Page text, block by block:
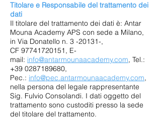
Titolare e Responsabile del trattamento dei
dati
Il titolare del trattamento dei dati è: Antar
Mouna Academy APS con sede a Milano,
in Via Donatello n. 3 -20131-,
CF 97741720151, E-
mail: info@antarmounaacademy.com, Tel.:
+39 0287189680,
Pec.: info@pec.antarmounaacademy.com,
nella persona del legale rappresentante
Sig. Fulvio Consolandi. I dati oggetto del
trattamento sono custoditi presso la sede
del titolare del trattamento.